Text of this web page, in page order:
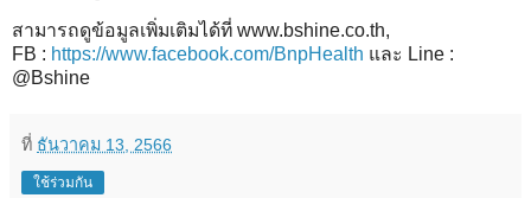
สามารถดูข้อมูลเพิ่มเติมได้ที่ www.bshine.co.th,
FB : https://www.facebook.com/BnpHealth และ Line :
@Bshine
ที่ ธันวาคม 13, 2566
ใช้ร่วมกัน